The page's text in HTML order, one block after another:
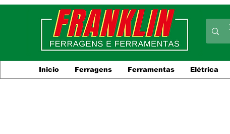
Inicio Ferragens Ferramentas Elétrica